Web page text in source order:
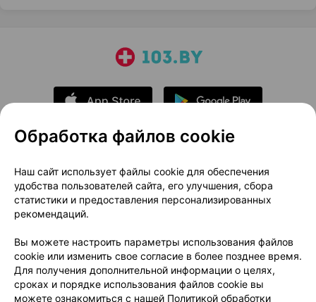
О проекте
Новости проекта
Размещение рекламы
Медицинский маркетинг
Публичный договор
Доставка
Способы оплаты
Вакансии
Партнеры
Написать руководителю 103.by
Написать в поддержку
Обработка файлов cookie
Наш сайт использует файлы cookie для обеспечения
удобства пользователей сайта, его улучшения, сбора
статистики и предоставления персонализированных
рекомендаций.
Вы можете настроить параметры использования файлов
cookie или изменить свое согласие в более позднее время.
Для получения дополнительной информации о целях,
сроках и порядке использования файлов cookie вы
можете ознакомиться с нашей Политикой обработки